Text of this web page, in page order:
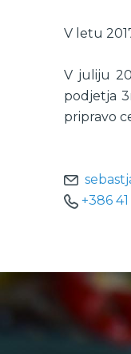
V letu
V juliju
podjetja
pripravo
+386